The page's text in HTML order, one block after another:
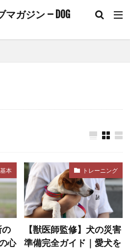
ガジン – DOG
グ
コンクリート
コントロール
ポイント
シニア
シニアライフ
ジステンパー
キンシップ
スクワット
ステップ
ステロイド
レスケア
ストレスサイン
ストレス発散
ストレス耐性
ストレス解消
本
の
心
トレーニング
【獣医師監修】犬の災害
準備完全ガイド｜愛犬を